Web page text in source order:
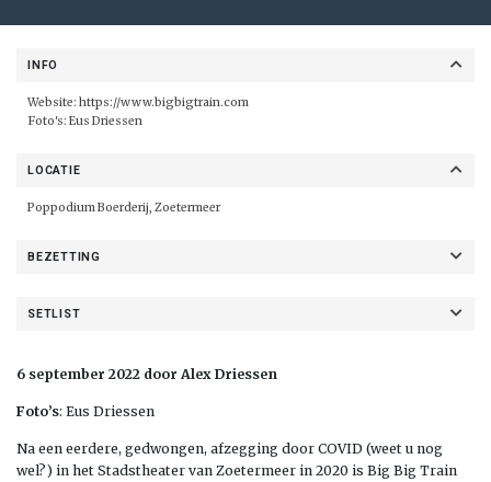
INFO
Website: https://www.bigbigtrain.com
Foto's: Eus Driessen
LOCATIE
Poppodium Boerderij, Zoetermeer
BEZETTING
SETLIST
6 september 2022 door Alex Driessen
Foto’s: Eus Driessen
Na een eerdere, gedwongen, afzegging door COVID (weet u nog
wel?) in het Stadstheater van Zoetermeer in 2020 is Big Big Train